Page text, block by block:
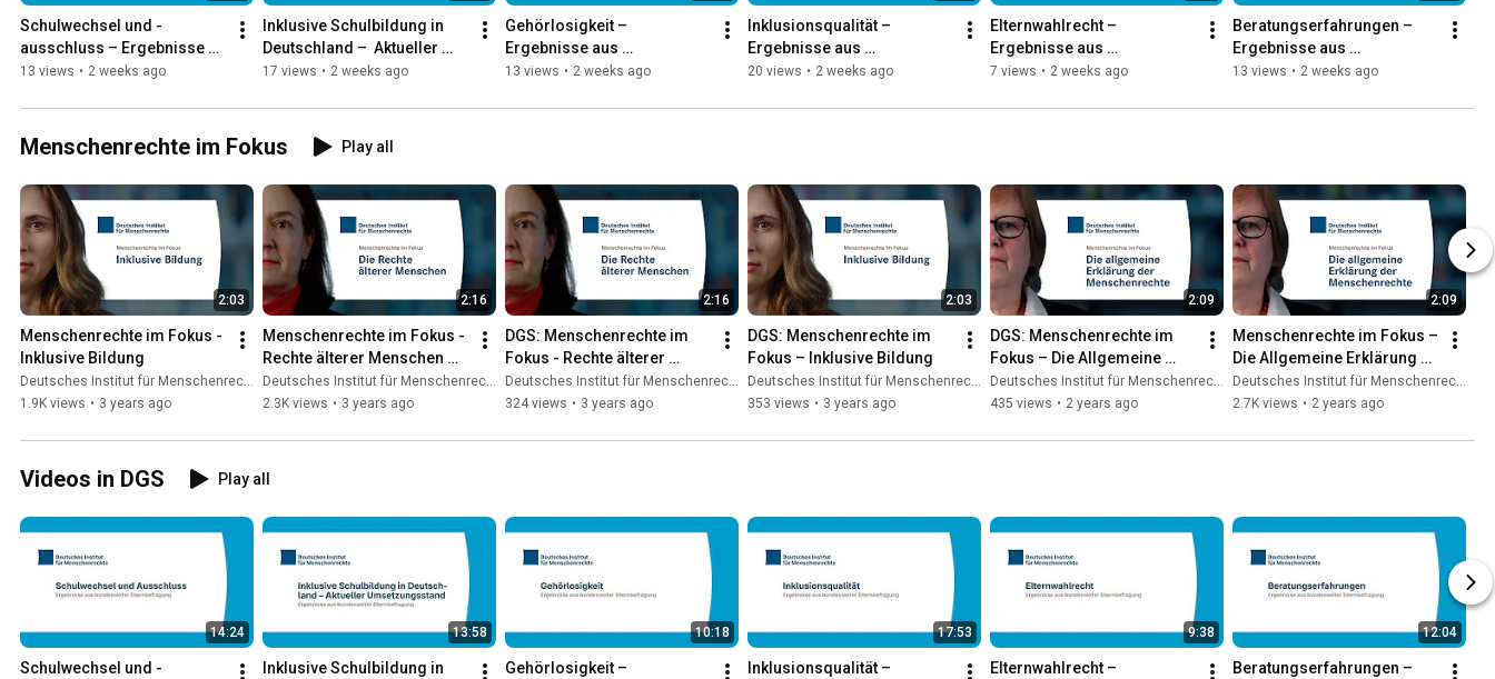
Schulwechsel und -
ausschluss – Ergebnisse
aus bundesweiter
13 views • 2 weeks ago
Inklusive Schulbildung in
Deutschland –  Aktueller
Umsetzungsstand
17 views • 2 weeks ago
Gehörlosigkeit –
Ergebnisse aus
bundesweiter
13 views • 2 weeks ago
Inklusionsqualität –
Ergebnisse aus
bundesweiter
20 views • 2 weeks ago
Elternwahlrecht –
Ergebnisse aus
bundesweiter
7 views • 2 weeks ago
Beratungserfahrungen –
Ergebnisse aus
bundesweiter
13 views • 2 weeks ago
Menschenrechte im Fokus Play all
2:03
Menschenrechte im Fokus -
Inklusive Bildung
Deutsches Institut für Menschenrechte
1.9K views • 3 years ago
2:16
Menschenrechte im Fokus -
Rechte älterer Menschen
(mit Untertiteln)
Deutsches Institut für Menschenrechte
2.3K views • 3 years ago
2:16
DGS: Menschenrechte im
Fokus - Rechte älterer
Menschen
Deutsches Institut für Menschenrechte
324 views • 3 years ago
2:03
DGS: Menschenrechte im
Fokus – Inklusive Bildung
Deutsches Institut für Menschenrechte
353 views • 3 years ago
2:09
DGS: Menschenrechte im
Fokus – Die Allgemeine
Erklärung der
Menschenrechte
Deutsches Institut für Menschenrechte
435 views • 2 years ago
2:09
Menschenrechte im Fokus –
Die Allgemeine Erklärung
der Menschenrechte
Deutsches Institut für Menschenrechte
2.7K views • 2 years ago
Videos in DGS Play all
14:24
Schulwechsel und -
13:58
Inklusive Schulbildung in
10:18
Gehörlosigkeit –
17:53
Inklusionsqualität –
9:38
Elternwahlrecht –
12:04
Beratungserfahrungen –